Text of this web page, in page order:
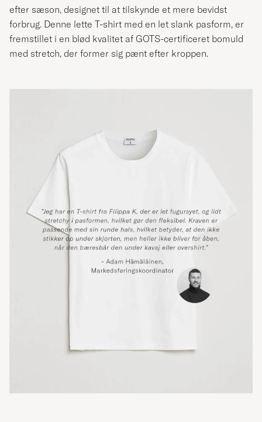
efter sæson, designet til at tilskynde et mere bevidst
forbrug. Denne lette T-shirt med en let slank pasform, er
fremstillet i en blød kvalitet af GOTS-certificeret bomuld
med stretch, der former sig pænt efter kroppen.